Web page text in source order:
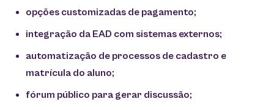
opções customizadas de pagamento;
integração da EAD com sistemas externos;
automatização de processos de cadastro e
matrícula do aluno;
fórum público para gerar discussão;